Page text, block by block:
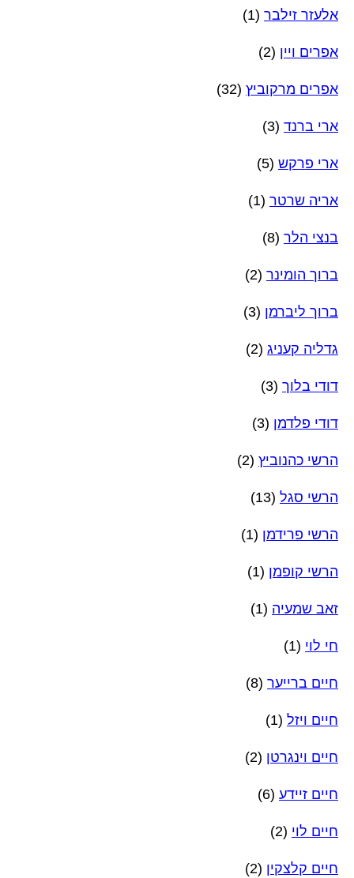
אלעזר זילבר (1)
אפרים ויין (2)
אפרים מרקוביץ (32)
ארי ברנד (3)
ארי פרקש (5)
אריה שרטר (1)
בנצי הלר (8)
ברוך הומינר (2)
ברוך ליברמן (3)
גדליה קעניג (2)
דודי בלוך (3)
דודי פלדמן (3)
הרשי כהנוביץ (2)
הרשי סגל (13)
הרשי פרידמן (1)
הרשי קופמן (1)
זאב שמעיה (1)
חי לוי (1)
חיים ברייער (8)
חיים ויזל (1)
חיים וינגרטן (2)
חיים זיידע (6)
חיים לוי (2)
חיים קלצקין (2)